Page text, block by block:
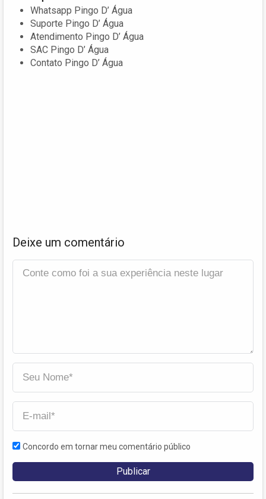
Whatsapp Pingo D’ Água
Suporte Pingo D’ Água
Atendimento Pingo D’ Água
SAC Pingo D’ Água
Contato Pingo D’ Água
Deixe um comentário
Concordo em tornar meu comentário público